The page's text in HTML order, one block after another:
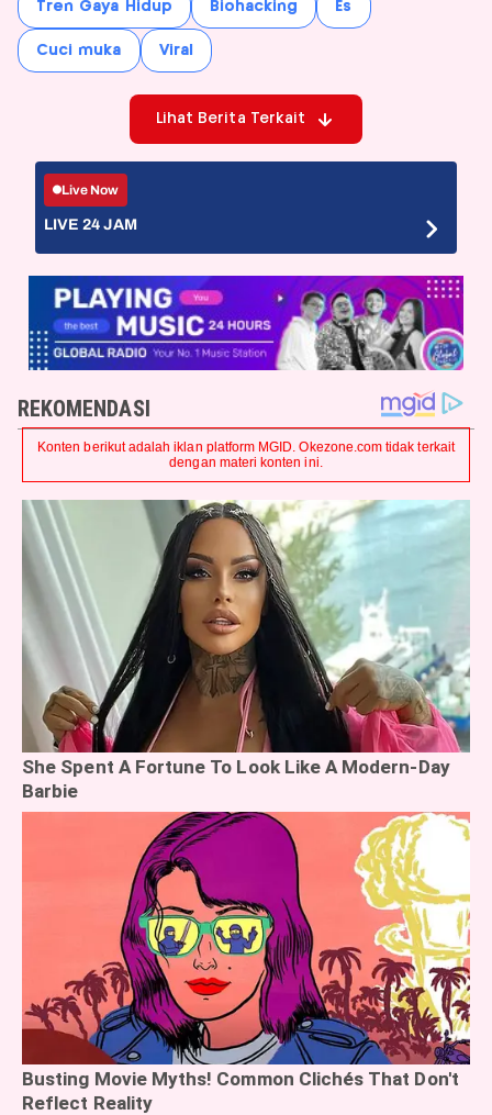
Tren Gaya Hidup Biohacking Es
Cuci muka Viral
Lihat Berita Terkait
Live Now
LIVE 24 JAM